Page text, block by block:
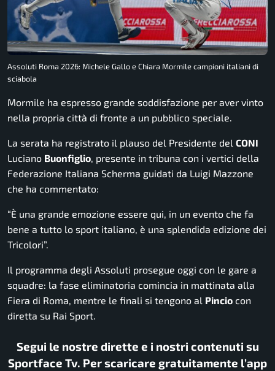
Assoluti Roma 2026: Michele Gallo e Chiara Mormile campioni italiani di
sciabola
Mormile ha espresso grande soddisfazione per aver vinto
nella propria città di fronte a un pubblico speciale.
La serata ha registrato il plauso del Presidente del CONI
Luciano Buonfiglio, presente in tribuna con i vertici della
Federazione Italiana Scherma guidati da Luigi Mazzone
che ha commentato:
“È una grande emozione essere qui, in un evento che fa
bene a tutto lo sport italiano, è una splendida edizione dei
Tricolori”.
Il programma degli Assoluti prosegue oggi con le gare a
squadre: la fase eliminatoria comincia in mattinata alla
Fiera di Roma, mentre le finali si tengono al Pincio con
diretta su Rai Sport.
Segui le nostre dirette e i nostri contenuti su
Sportface Tv. Per scaricare gratuitamente l’app